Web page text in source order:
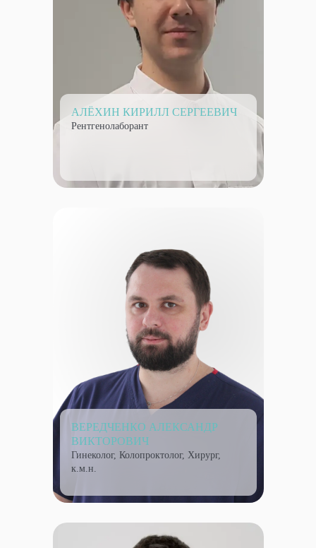
АЛЁХИН КИРИЛЛ СЕРГЕЕВИЧ
Рентгенолаборант
ВЕРЕДЧЕНКО АЛЕКСАНДР
ВИКТОРОВИЧ
Гинеколог, Колопроктолог, Хирург,
к.м.н.